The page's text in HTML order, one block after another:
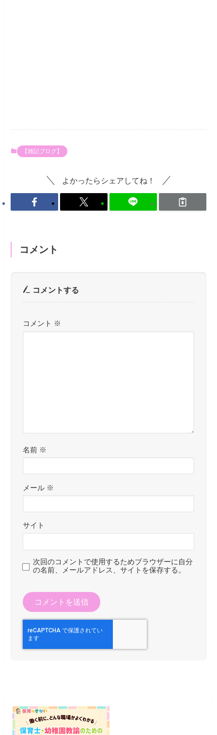
【雑記ブログ】
よかったらシェアしてね！
コメント
コメントする
コメント ※
名前 ※
メール ※
サイト
次回のコメントで使用するためブラウザーに自分
の名前、メールアドレス、サイトを保存する。